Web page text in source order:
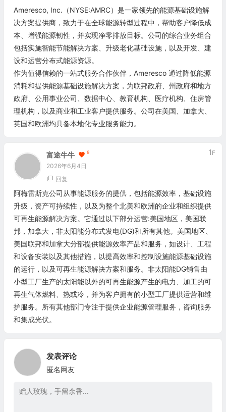
Ameresco, Inc.（NYSE:AMRC）是一家领先的能源基础设施解
决方案提供商，致力于在全球能源转型过程中，帮助客户降低成
本、增强能源韧性，并实现净零排放目标。公司的综合业务组合
包括实施智能节能解决方案、升级老化基础设施，以及开发、建
设和运营分布式能源资源。
作为值得信赖的一站式服务合作伙伴，Ameresco 通过降低能源
消耗和提供能源基础设施解决方案，为联邦政府、州政府和地方
政府、公用事业公司、数据中心、教育机构、医疗机构、住房管
理机构，以及商业和工业客户提供服务。公司在美国、加拿大、
英国和欧洲均具备本地化专业服务能力。
富途牛牛 9
2026年6月4日
1 F
回复
阿梅雷斯克公司从事能源服务的提供，包括能源效率，基础设施
升级，资产可持续性，以及为整个北美和欧洲的企业和组织提供
可再生能源解决方案。它通过以下部分运营:美国地区，美国联
邦，加拿大，非太阳能分布式发电(DG)和所有其他。美国地区、
美国联邦和加拿大分部提供能源效率产品和服务，如设计、工程
和设备安装以及其他措施，以提高效率和控制设施能源基础设施
的运行，以及可再生能源解决方案和服务。非太阳能DG销售由
小型工厂生产的太阳能以外的可再生能源产生的电力、加工的可
再生气体燃料、热或冷，并为客户拥有的小型工厂提供运营和维
护服务。所有其他部门专注于提供企业能源管理服务，咨询服务
和集成光伏。
发表评论
匿名网友